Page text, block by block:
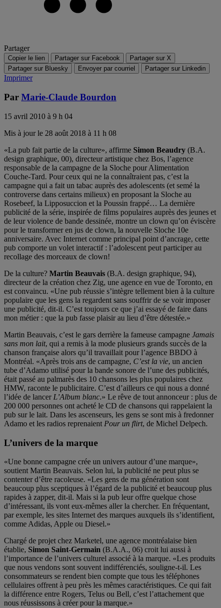
Partager
Copier le lien Partager sur Facebook
Partager sur X
Partager sur Bluesky
Envoyer par courriel Partager sur Linkedin
Imprimer
Par Marie-Claude Bourdon
15 avril 2010 à 9 h 04
Mis à jour le 28 août 2018 à 11 h 08
«La pub fait partie de la culture», affirme Simon Beaudry (B.A.
design graphique, 00), directeur artistique chez Bos, l’agence
responsable de la campagne de la Sloche pour Alimentation
Couche-Tard. Pour ceux qui ne la connaîtraient pas, c’est la
campagne qui a fait un tabac auprès des adolescents (et semé la
controverse dans certains milieux) en proposant la Sloche au
Rosebeef, la Lipposuccion et la Poussin frappé… La dernière
publicité de la série, inspirée de films populaires auprès des jeunes et
de leur violence de bande dessinée, montre un clown qu’on éviscère
pour le transformer en jus de clown, la nouvelle Sloche 10e
anniversaire. Avec Internet comme principal point d’ancrage, cette
pub comporte un volet interactif : l’adolescent peut participer au
recollage des morceaux de clown!
De la culture? Martin Beauvais (B.A. design graphique, 94),
directeur de la création chez Zig, une agence en vue de Toronto, en
est convaincu. «Une pub réussie s’intègre tellement bien à la culture
populaire que les gens la regardent sans souffrir de se voir imposer
une publicité, dit-il. C’est toujours ce que j’ai essayé de faire dans
mon métier : que la pub fasse plaisir au lieu d’être détestée.»
Martin Beauvais, c’est le gars derrière la fameuse campagne Jamais
sans mon lait, qui a remis à la mode plusieurs grands succès de la
chanson française alors qu’il travaillait pour l’agence BBDO à
Montréal. «Après trois ans de campagne, C’est la vie, un ancien
tube d’Adamo utilisé pour la bande sonore de l’une des publicités,
était passé au palmarès des 10 chansons les plus populaires chez
HMW, raconte le publicitaire. C’est d’ailleurs ce qui nous a donné
l’idée de lancer L’Album blanc.» Le rêve de tout annonceur : plus de
200 000 personnes ont acheté le CD de chansons qui rappelaient la
pub sur le lait. Dans les ascenseurs, les gens se sont mis à fredonner
Adamo et les radios reprenaient Pour un flirt, de Michel Delpech.
L’univers de la marque
«Une bonne campagne crée un univers autour d’une marque»,
soutient Martin Beauvais. Selon lui, la publicité ne peut plus se
contenter d’être racoleuse. «Les gens de ma génération sont
beaucoup plus sceptiques à l’égard de la publicité et beaucoup plus
rapides à zapper, dit-il. Mais si la pub leur offre quelque chose
d’intéressant, ils vont eux-mêmes aller la chercher. En fréquentant,
par exemple, les sites Internet des marques auxquels ils s’identifient,
comme Adidas, Apple ou Diesel.»
Chargé de projet chez Marketel, une agence montréalaise bien
établie, Simon Saint-Germain (B.A.A., 06) croit lui aussi à
l’importance de l’univers culturel associé à la marque. «Les produits
que nous vendons sont souvent indifférenciés, souligne-t-il. Les
consommateurs se rendent bien compte que tous les téléphones
cellulaires offrent à peu près les mêmes caractéristiques. Ce qui fait
la différence entre Rogers, Telus ou Bell, c’est l’attachement que
nous réussissons à créer pour la marque.»